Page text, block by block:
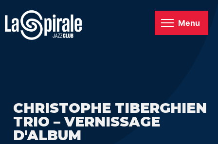
Menu
CHRISTOPHE TIBERGHIEN
TRIO – VERNISSAGE
D'ALBUM